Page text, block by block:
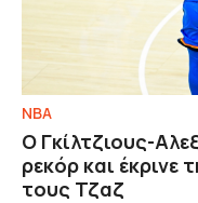
NBA
Ο Γκίλτζιους-
ρεκόρ και
τους Τζαζ